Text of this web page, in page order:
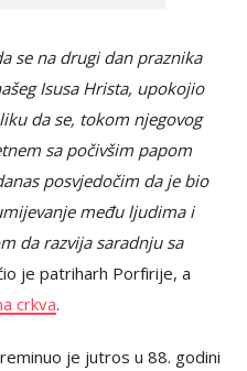
se na drugi dan praznika
Isusa Hrista, upokojio
da se, tokom njegovog
sa počivšim papom
posvjedočim da je bio
među ljudima i
da razvija saradnju sa
je patriharh Porfirije, a
crkva.
je jutros u 88. godini